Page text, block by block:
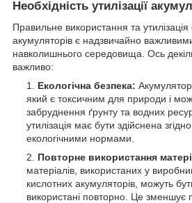
Необхідність утилізації
Правильне використання та
акумуляторів є надзвичайно
навколишнього середовища. Ось
важливо:
Екологічна безпека:
який є токсичним для природи і
забруднення ґрунту та водних
утилізація має бути здійснена
екологічними нормами.
Повторне використання
матеріалів, використаних у
кислотних акумуляторів, можуть
використані повторно. Це зменшує